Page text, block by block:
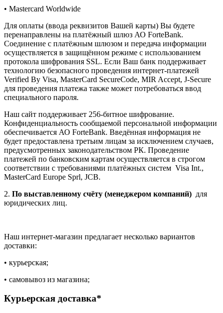
• Mastercard Worldwide
Для оплаты (ввода реквизитов Вашей карты) Вы будете
перенаправлены на платёжный шлюз АО ForteBank.
Соединение с платёжным шлюзом и передача информации
осуществляется в защищённом режиме с использованием
протокола шифрования SSL. Если Ваш банк поддерживает
технологию безопасного проведения интернет-платежей
Verified By Visa, MasterCard SecureCode, MIR Accept, J-Secure
для проведения платежа также может потребоваться ввод
специального пароля.
Наш сайт поддерживает 256-битное шифрование.
Конфиденциальность сообщаемой персональной информации
обеспечивается АО ForteBank. Введённая информация не
будет предоставлена третьим лицам за исключением случаев,
предусмотренных законодательством РК. Проведение
платежей по банковским картам осуществляется в строгом
соответствии с требованиями платёжных систем Visa Int.,
MasterCard Europe Sprl, JCB.
2. По выставленному счёту (менеджером компаний) для
юридических лиц.
Наш интернет-магазин предлагает несколько вариантов
доставки:
• курьерская;
• самовывоз из магазина;
Курьерская доставка*